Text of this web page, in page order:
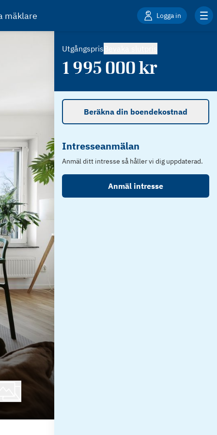
mäklare Logga in
Utgångspris
1 995 000kr
Beräkna din boendekostnad
Intresseanmälan
Anmäl ditt intresse så håller vi dig uppdaterad.
Anmäl intresse